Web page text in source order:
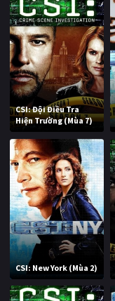
CSI: Đội Điều Tra
Hiện Trường (Mùa 7)
CSI: New York (Mùa 2)